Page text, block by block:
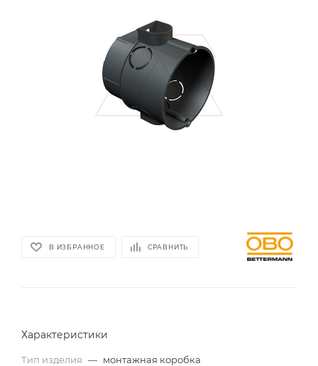
В ИЗБРАННОЕ СРАВНИТЬ
Характеристики
Тип изделия — монтажная коробка